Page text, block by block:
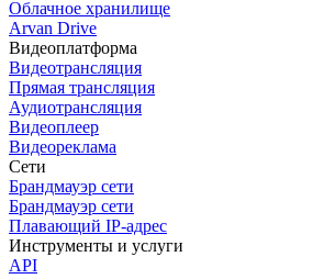
Облачное хранилище
Arvan Drive
Видеоплатформа
Видеотрансляция
Прямая трансляция
Аудиотрансляция
Видеоплеер
Видеореклама
Сети
Брандмауэр сети
Брандмауэр сети
Плавающий IP-адрес
Инструменты и услуги
API